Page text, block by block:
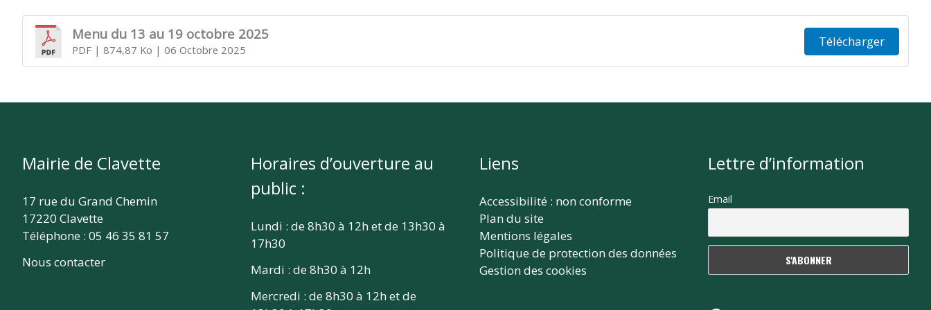
Menu du 13 au 19 octobre 2025
PDF| 874,87 Ko | 06 Octobre 2025
Télécharger
Mairie de Clavette
17 rue du Grand Chemin
17220 Clavette
Téléphone : 05 46 35 81 57
Nous contacter
Horaires d’ouverture au
public :
Lundi : de 8h30 à 12h et de 13h30 à
17h30
Mardi : de 8h30 à 12h
Mercredi : de 8h30 à 12h et de
Liens
Accessibilité : non conforme
Plan du site
Mentions légales
Politique de protection des données
Gestion des cookies
Lettre d’information
Email